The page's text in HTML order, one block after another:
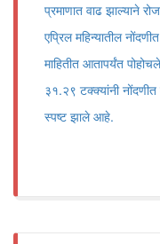
प्रमाणात वाढ झाल्याने
एप्रिल महिन्यातील
माहितीत आतापर्यंत
३१.२९ टक्क्यांनी नोंदणीत
स्पष्ट झाले आहे.